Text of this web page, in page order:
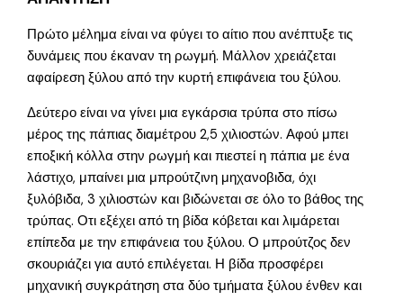
Πρώτο μέλημα είναι να φύγει το αίτιο που ανέπτυξε τις
δυνάμεις που έκαναν τη ρωγμή. Μάλλον χρειάζεται
αφαίρεση ξύλου από την κυρτή επιφάνεια του ξύλου.
Δεύτερο είναι να γίνει μια εγκάρσια τρύπα στο πίσω
μέρος της πάπιας διαμέτρου 2,5 χιλιοστών. Αφού μπει
εποξική κόλλα στην ρωγμή και πιεστεί η πάπια με ένα
λάστιχο, μπαίνει μια μπρούτζινη μηχανοβιδα, όχι
ξυλόβιδα, 3 χιλιοστών και βιδώνεται σε όλο το βάθος της
τρύπας. Οτι εξέχει από τη βίδα κόβεται και λιμάρεται
επίπεδα με την επιφάνεια του ξύλου. Ο μπρούτζος δεν
σκουριάζει για αυτό επιλέγεται. Η βίδα προσφέρει
μηχανική συγκράτηση στα δύο τμήματα ξύλου ένθεν και